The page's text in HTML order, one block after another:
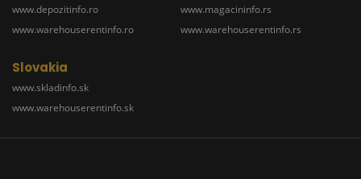
www.depozitinfo.ro
www.warehouserentinfo.ro
www.magacininfo.rs
www.warehouserentinfo.rs
Slovakia
www.skladinfo.sk
www.warehouserentinfo.sk